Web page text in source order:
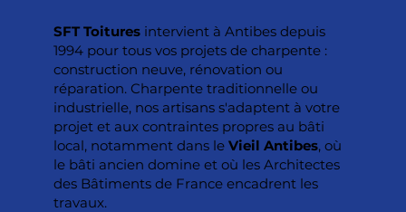
SFT Toitures intervient à Antibes depuis
1994 pour tous vos projets de charpente :
construction neuve, rénovation ou
réparation. Charpente traditionnelle ou
industrielle, nos artisans s'adaptent à votre
projet et aux contraintes propres au bâti
local, notamment dans leVieil Antibes, où
le bâti ancien domine et où les Architectes
des Bâtiments de France encadrent les
travaux.